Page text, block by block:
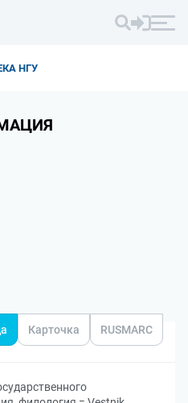
НГУ
Карточка RUSMARC